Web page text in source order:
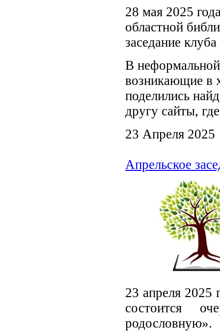
28 мая 2025
областной
заседание
В
возникающие в
поделились
другу сайты,
23 Апреля 2025
Апрельское
23 апреля 2025
состоится
родословную».